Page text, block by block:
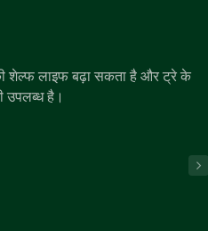
शेल्फ लाइफ बढ़ा सकता है और ट्रे के
उपलब्ध है।